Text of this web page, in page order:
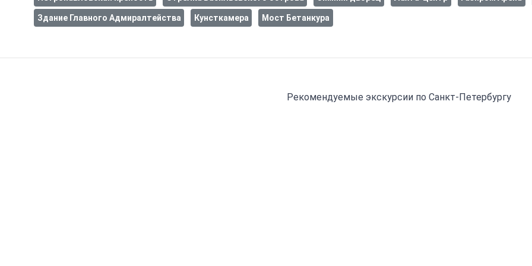
Здание Главного Адмиралтейства Кунсткамера Мост Бетанкура
Рекомендуемые экскурсии по Санкт-Петербургу